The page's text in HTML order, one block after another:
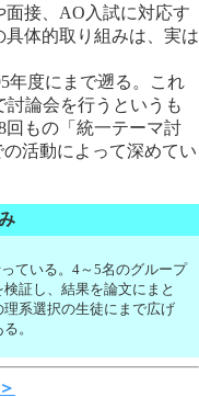
接、AO入試に対応す
体的取り組みは、実は
年度にまで遡る。これ
論会を行うというも
回もの「統一テーマ討
活動によって深めてい
ている。4～5名のグループ
証し、結果を論文にまと
系選択の生徒にまで広げ
。